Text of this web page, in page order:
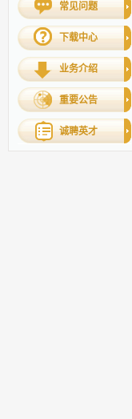
常见问题
下载中心
业务介绍
重要公告
诚聘英才